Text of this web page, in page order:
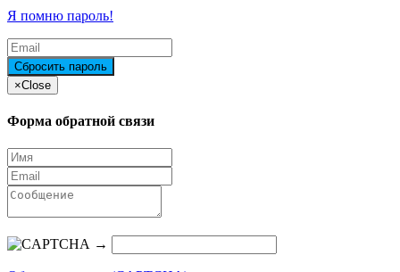
Я помню пароль!
×Close
Форма обратной связи
→